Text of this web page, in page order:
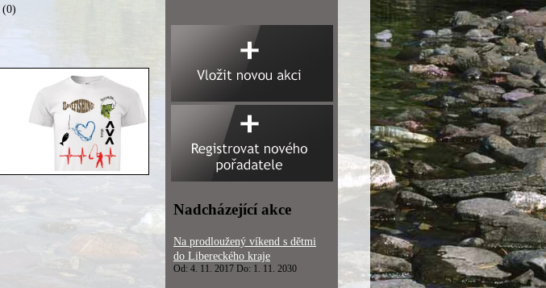
(0)
Nadcházející akce
Na prodloužený víkend s dětmi
do Libereckého kraje
Od: 4. 11. 2017 Do: 1. 11. 2030